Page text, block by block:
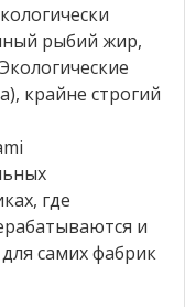
рыбий жир,
крайне строгий
где
и
самих фабрик